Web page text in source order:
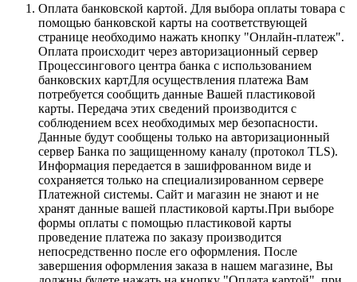
Оплата банковской картой. Для выбора оплаты товара с
помощью банковской карты на соответствующей
странице необходимо нажать кнопку "Онлайн-платеж".
Оплата происходит через авторизационный сервер
Процессингового центра банка с использованием
банковских картДля осуществления платежа Вам
потребуется сообщить данные Вашей пластиковой
карты. Передача этих сведений производится с
соблюдением всех необходимых мер безопасности.
Данные будут сообщены только на авторизационный
сервер Банка по защищенному каналу (протокол TLS).
Информация передается в зашифрованном виде и
сохраняется только на специализированном сервере
Платежной системы. Сайт и магазин не знают и не
хранят данные вашей пластиковой карты.При выборе
формы оплаты с помощью пластиковой карты
проведение платежа по заказу производится
непосредственно после его оформления. После
завершения оформления заказа в нашем магазине, Вы